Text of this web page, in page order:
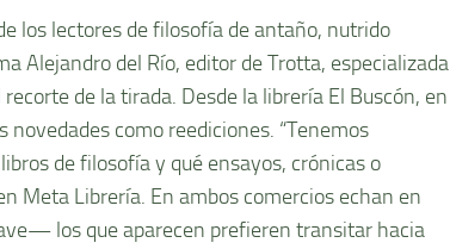
los lectores de filosofía de antaño, nutrido
Alejandro del Río, editor de Trotta, especializada
de la tirada. Desde la librería El Buscón, en
como reediciones. “Tenemos
de filosofía y qué ensayos, crónicas o
Meta Librería. En ambos comercios echan en
los que aparecen prefieren transitar hacia